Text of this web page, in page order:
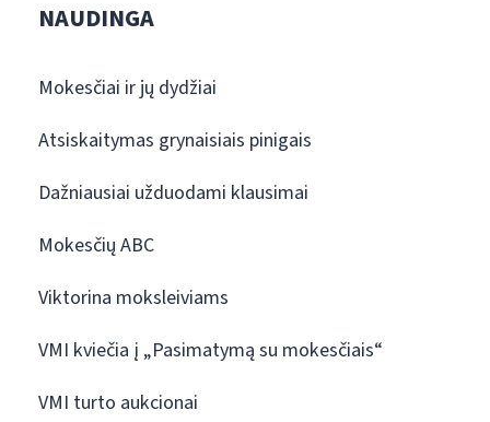
NAUDINGA
Mokesčiai ir jų dydžiai
Atsiskaitymas grynaisiais pinigais
Dažniausiai užduodami klausimai
Mokesčių ABC
Viktorina moksleiviams
VMI kviečia į „Pasimatymą su mokesčiais“
VMI turto aukcionai